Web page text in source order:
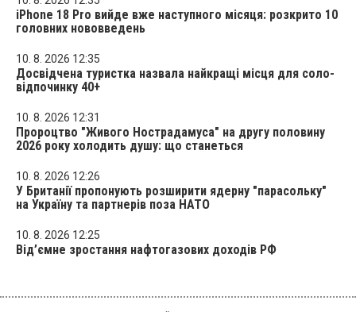
iPhone 18 Pro вийде вже наступного місяця: розкрито 10
головних нововведень
10. 8. 2026 12:35
Досвідчена туристка назвала найкращі місця для соло-
відпочинку 40+
10. 8. 2026 12:31
Пророцтво "Живого Нострадамуса" на другу половину
2026 року холодить душу: що станеться
10. 8. 2026 12:26
У Британії пропонують розширити ядерну "парасольку"
на Україну та партнерів поза НАТО
10. 8. 2026 12:25
Від’ємне зростання нафтогазових доходів РФ